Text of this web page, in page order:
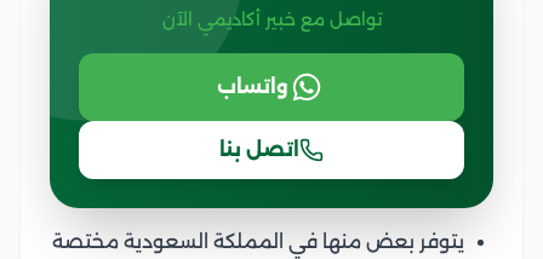
تواصل مع خبير أكاديمي الآن
واتساب
اتصل بنا
يتوفر بعض منها في المملكة السعودية مختصة